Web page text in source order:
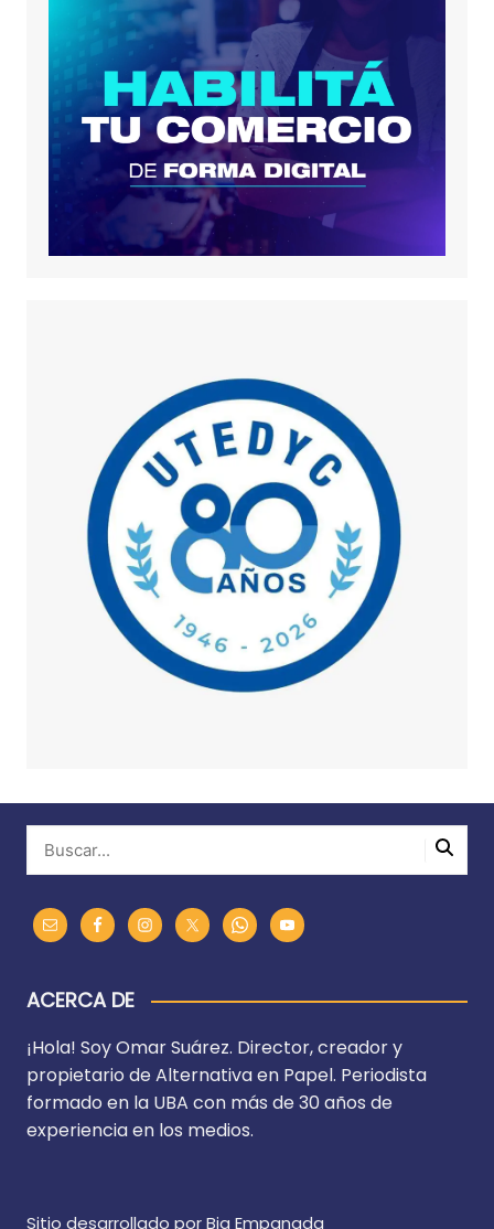
ACERCA DE
¡Hola! Soy Omar Suárez. Director, creador y
propietario de Alternativa en Papel. Periodista
formado en la UBA con más de 30 años de
experiencia en los medios.
Sitio desarrollado por Big Empanada